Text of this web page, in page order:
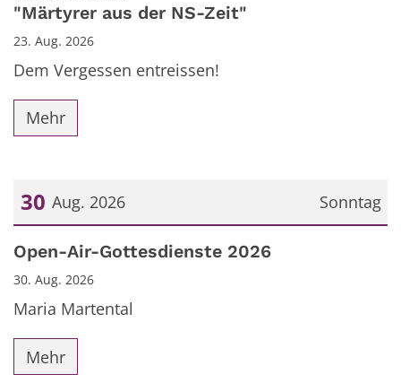
"Märtyrer aus der NS-Zeit"
23. Aug. 2026
Dem Vergessen entreissen!
Mehr
Sonntag
30 Aug. 2026
Datum: 30. August 2026
Open-Air-Gottesdienste 2026
30. Aug. 2026
Maria Martental
Mehr